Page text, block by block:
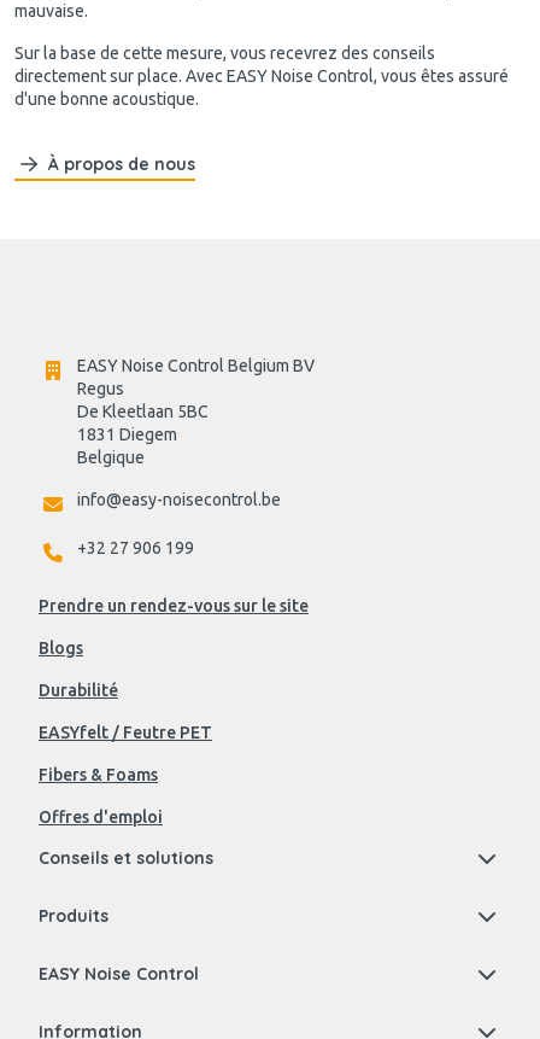
mauvaise.
Sur la base de cette mesure, vous recevrez des conseils
directement sur place. Avec EASY Noise Control, vous êtes assuré
d'une bonne acoustique.
À propos de nous
EASY Noise Control Belgium BV
Regus
De Kleetlaan 5BC
1831 Diegem
Belgique
info@easy-noisecontrol.be
+32 27 906 199
Prendre un rendez-vous sur le site
Blogs
Durabilité
EASYfelt / Feutre PET
Fibers & Foams
Offres d'emploi
Conseils et solutions
Produits
EASY Noise Control
Information